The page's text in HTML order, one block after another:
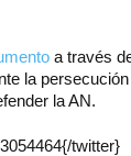
a través
la persecución
la AN.
twitter}